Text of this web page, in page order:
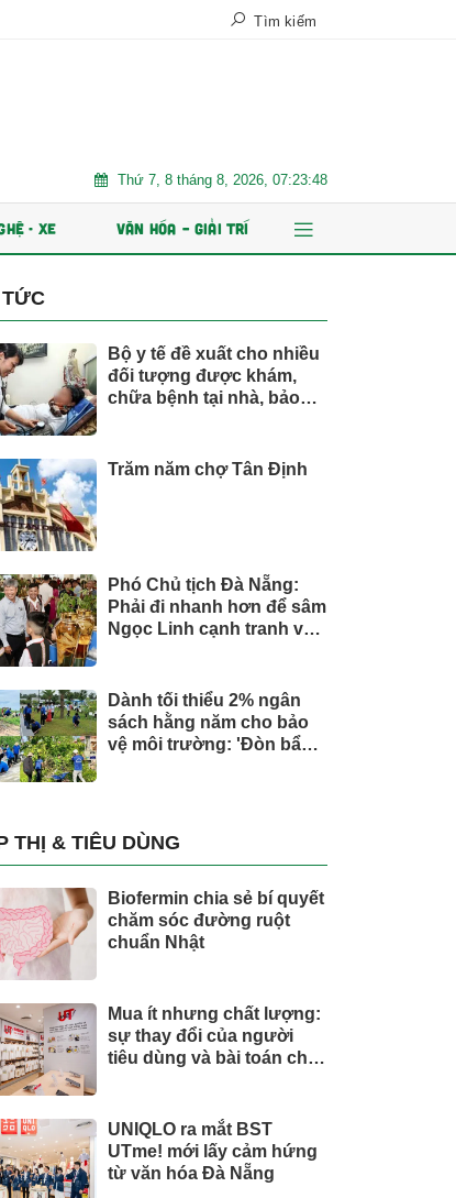
Tìm kiếm
Xe điện đang áp đảo thị trường MPV Việt
Thứ 7, 8 tháng 8, 2026, 07:23:49
- XE VĂN HÓA – GIẢI TRÍ
Bộ y tế đề xuất cho nhiều
đối tượng được khám,
chữa bệnh tại nhà, bảo
Trăm năm chợ Tân Định
Phó Chủ tịch Đà Nẵng:
Phải đi nhanh hơn để sâm
Ngọc Linh cạnh tranh với
Dành tối thiểu 2% ngân
sách hằng năm cho bảo
vệ môi trường: 'Đòn bẩy'
THỊ & TIÊU DÙNG
Biofermin chia sẻ bí quyết
chăm sóc đường ruột
chuẩn Nhật
Mua ít nhưng chất lượng:
sự thay đổi của người
tiêu dùng và bài toán cho
UNIQLO ra mắt BST
UTme! mới lấy cảm hứng
từ văn hóa Đà Nẵng